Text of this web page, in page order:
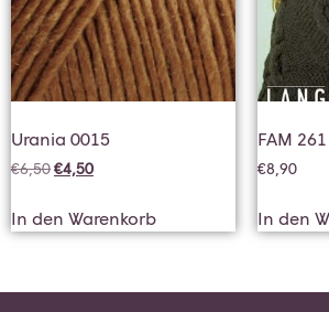
Urania 0015
€6,50€4,50
In den Warenkorb
FAM 261
€8,90
In den